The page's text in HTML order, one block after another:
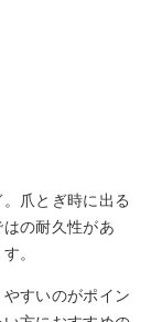
爪とぎ時に出る
の耐久性があ
。
すいのがポイン